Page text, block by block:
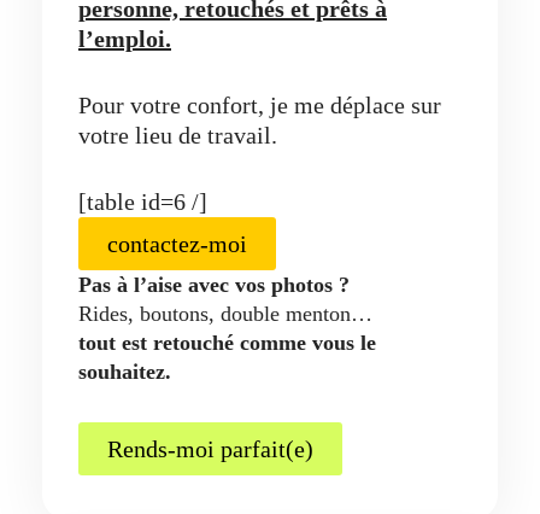
personne, retouchés et prêts à
l’emploi.
Pour votre confort, je me déplace sur
votre lieu de travail.
[table id=6 /]
contactez-moi
Pas à l’aise avec vos photos ?
Rides, boutons, double menton…
tout est retouché comme vous le
souhaitez.
Rends-moi parfait(e)